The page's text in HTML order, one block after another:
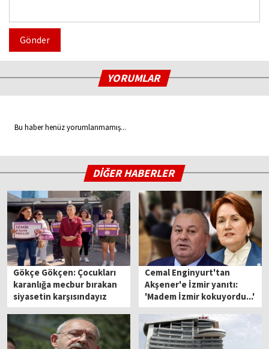
Gönder
YORUMLAR
Bu haber henüz yorumlanmamış...
DİĞER HABERLER
Gökçe Gökçen: Çocukları
karanlığa mecbur bırakan
siyasetin karşısındayız
Cemal Enginyurt'tan
Akşener'e İzmir yanıtı:
'Madem İzmir kokuyordu...'